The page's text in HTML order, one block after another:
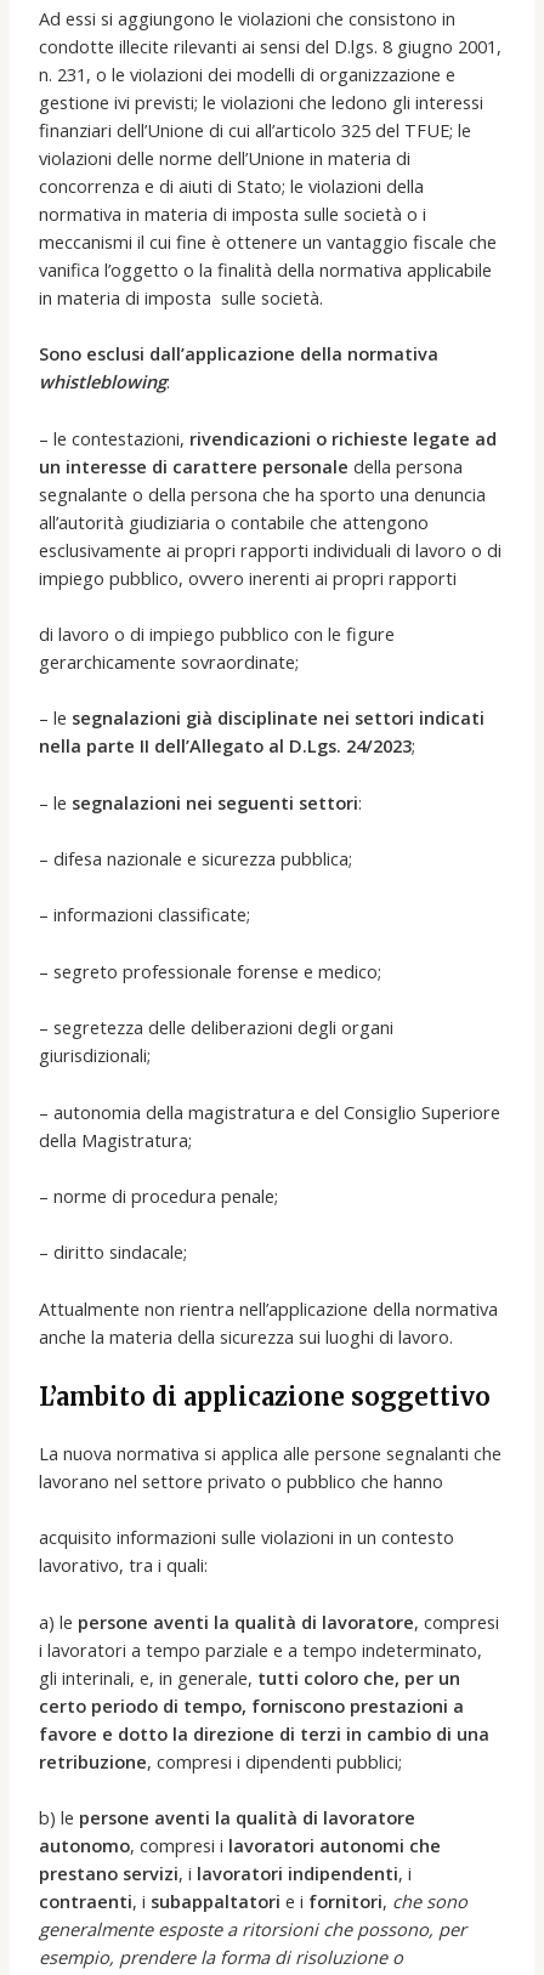
Ad essi si aggiungono le violazioni che consistono in
condotte illecite rilevanti ai sensi del D.lgs. 8 giugno 2001,
n. 231, o le violazioni dei modelli di organizzazione e
gestione ivi previsti; le violazioni che ledono gli interessi
finanziari dell’Unione di cui all’articolo 325 del TFUE; le
violazioni delle norme dell’Unione in materia di
concorrenza e di aiuti di Stato; le violazioni della
normativa in materia di imposta sulle società o i
meccanismi il cui fine è ottenere un vantaggio fiscale che
vanifica l’oggetto o la finalità della normativa applicabile
in materia di imposta sulle società.
Sono esclusi dall’applicazione della normativa
whistleblowing:
– le contestazioni, rivendicazioni o richieste legate ad
un interesse di carattere personale della persona
segnalante o della persona che ha sporto una denuncia
all’autorità giudiziaria o contabile che attengono
esclusivamente ai propri rapporti individuali di lavoro o di
impiego pubblico, ovvero inerenti ai propri rapporti
di lavoro o di impiego pubblico con le figure
gerarchicamente sovraordinate;
– le segnalazioni già disciplinate nei settori indicati
nella parte II dell’Allegato al D.Lgs. 24/2023;
– le segnalazioni nei seguenti settori:
– difesa nazionale e sicurezza pubblica;
– informazioni classificate;
– segreto professionale forense e medico;
– segretezza delle deliberazioni degli organi
giurisdizionali;
– autonomia della magistratura e del Consiglio Superiore
della Magistratura;
– norme di procedura penale;
– diritto sindacale;
Attualmente non rientra nell’applicazione della normativa
anche la materia della sicurezza sui luoghi di lavoro.
L’ambito di applicazione soggettivo
La nuova normativa si applica alle persone segnalanti che
lavorano nel settore privato o pubblico che hanno
acquisito informazioni sulle violazioni in un contesto
lavorativo, tra i quali:
a) le persone aventi la qualità di lavoratore, compresi
i lavoratori a tempo parziale e a tempo indeterminato,
gli interinali, e, in generale, tutti coloro che, per un
certo periodo di tempo, forniscono prestazioni a
favore e dotto la direzione di terzi in cambio di una
retribuzione, compresi i dipendenti pubblici;
b) le persone aventi la qualità di lavoratore
autonomo, compresi i lavoratori autonomi che
prestano servizi, i lavoratori indipendenti, i
contraenti, i subappaltatori e i fornitori, che sono
generalmente esposte a ritorsioni che possono, per
esempio, prendere la forma di risoluzione o